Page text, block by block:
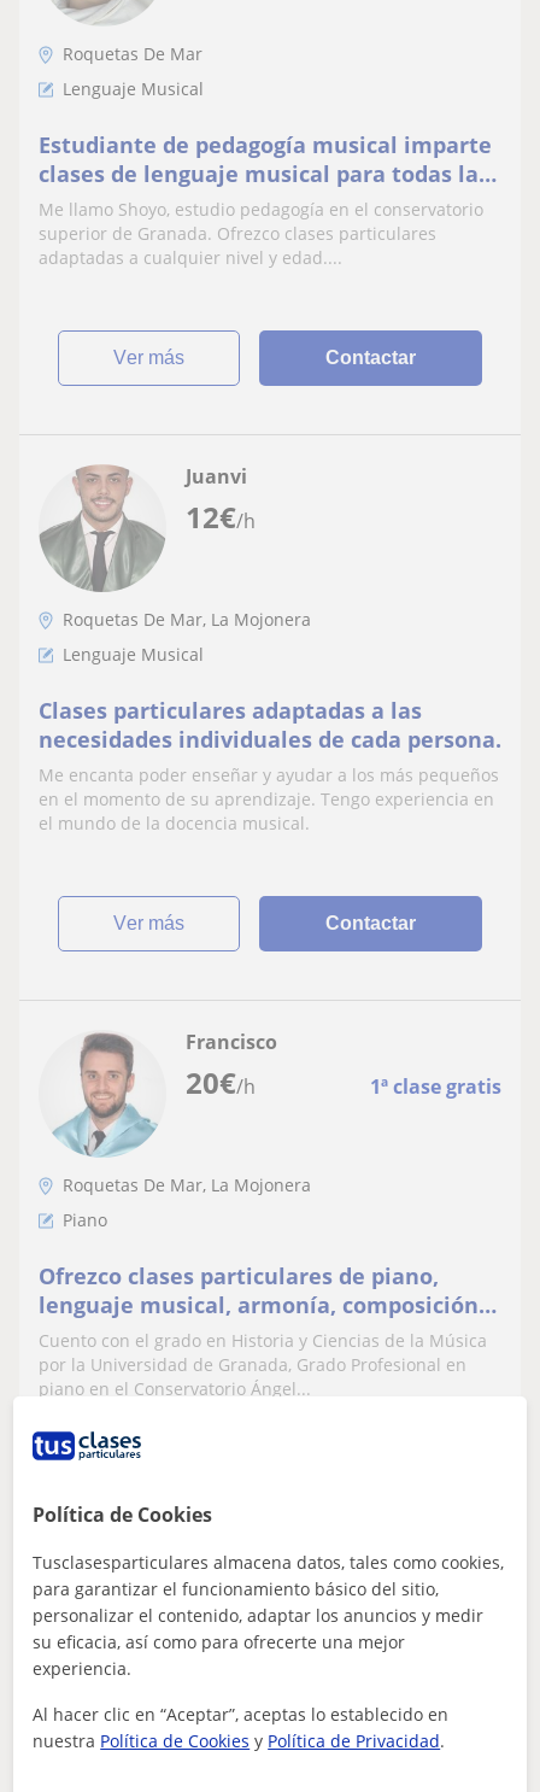
Roquetas De Mar
Lenguaje Musical
Estudiante de pedagogía musical imparte
clases de lenguaje musical para todas las
edades
Me llamo Shoyo, estudio pedagogía en el conservatorio
superior de Granada. Ofrezco clases particulares
adaptadas a cualquier nivel y edad....
ver más Contactar
12€/h
Juanvi
Roquetas De Mar, La Mojonera
Lenguaje Musical
Clases particulares adaptadas a las
necesidades individuales de cada persona.
Me encanta poder enseñar y ayudar a los más pequeños
en el momento de su aprendizaje. Tengo experiencia en
el mundo de la docencia musical.
ver más Contactar
20€/h 1ª clase gratis
Francisco
Roquetas De Mar, La Mojonera
Piano
Ofrezco clases particulares de piano,
lenguaje musical, armonía, composición,
análisis y acompañamiento para todas las
edades
Cuento con el grado en Historia y Ciencias de la Música
por la Universidad de Granada, Grado Profesional en
piano en el Conservatorio Ángel...
25€/h
Nacho
Almería Capital, Huércal De A...
Política de Cookies
Tusclasesparticulares almacena datos, tales como cookies,
para garantizar el funcionamiento básico del sitio,
personalizar el contenido, adaptar los anuncios y medir
su eficacia, así como para ofrecerte una mejor
experiencia.
Al hacer clic en “Aceptar”, aceptas lo establecido en
nuestra Política de Cookies y Política de Privacidad.